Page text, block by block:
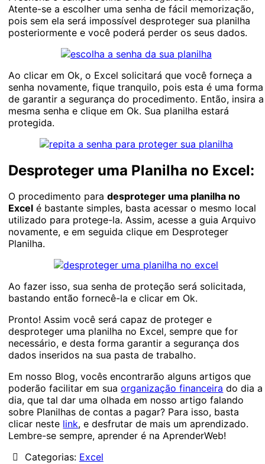
Atente-se a escolher uma senha de fácil memorização,
pois sem ela será impossível desproteger sua planilha
posteriormente e você poderá perder os seus dados.
Ao clicar em Ok, o Excel solicitará que você forneça a
senha novamente, fique tranquilo, pois esta é uma forma
de garantir a segurança do procedimento. Então, insira a
mesma senha e clique em Ok. Sua planilha estará
protegida.
Desproteger uma Planilha no Excel:
O procedimento paradesproteger uma planilha no
Excel é bastante simples, basta acessar o mesmo local
utilizado para protege-la. Assim, acesse a guia Arquivo
novamente, e em seguida clique em Desproteger
Planilha.
Ao fazer isso, sua senha de proteção será solicitada,
bastando então fornecê-la e clicar em Ok.
Pronto! Assim você será capaz de proteger e
desproteger uma planilha no Excel, sempre que for
necessário, e desta forma garantir a segurança dos
dados inseridos na sua pasta de trabalho.
Em nosso Blog, vocês encontrarão alguns artigos que
poderão facilitar em suaorganização financeira do dia a
dia, que tal dar uma olhada em nosso artigo falando
sobre Planilhas de contas a pagar? Para isso, basta
clicar neste link, e desfrutar de mais um aprendizado.
Lembre-se sempre, aprender é na AprenderWeb!
Categorias: Excel